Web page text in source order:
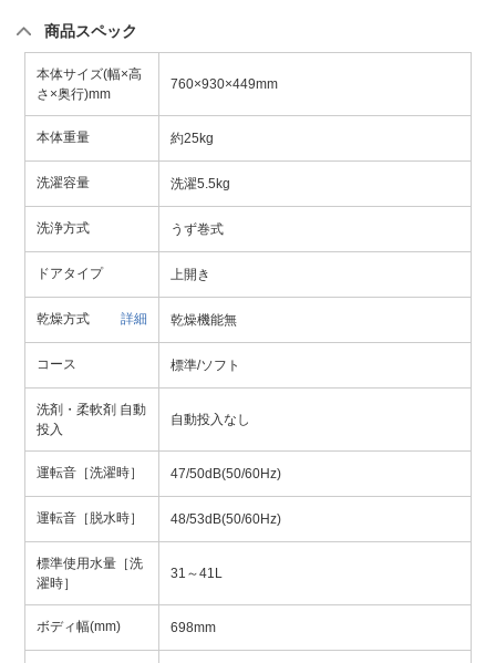
商品スペック
本体サイズ(幅×高
さ×奥行)mm
760×930×449mm
本体重量 約25kg
洗濯容量 洗濯5.5kg
洗浄方式 うず巻式
ドアタイプ 上開き
乾燥方式 詳細 乾燥機能無
コース 標準/ソフト
洗剤・柔軟剤 自動
投入
自動投入なし
運転音［洗濯時］ 47/50dB(50/60Hz)
運転音［脱水時］ 48/53dB(50/60Hz)
標準使用水量［洗
濯時］
31～41L
ボディ幅(mm) 698mm